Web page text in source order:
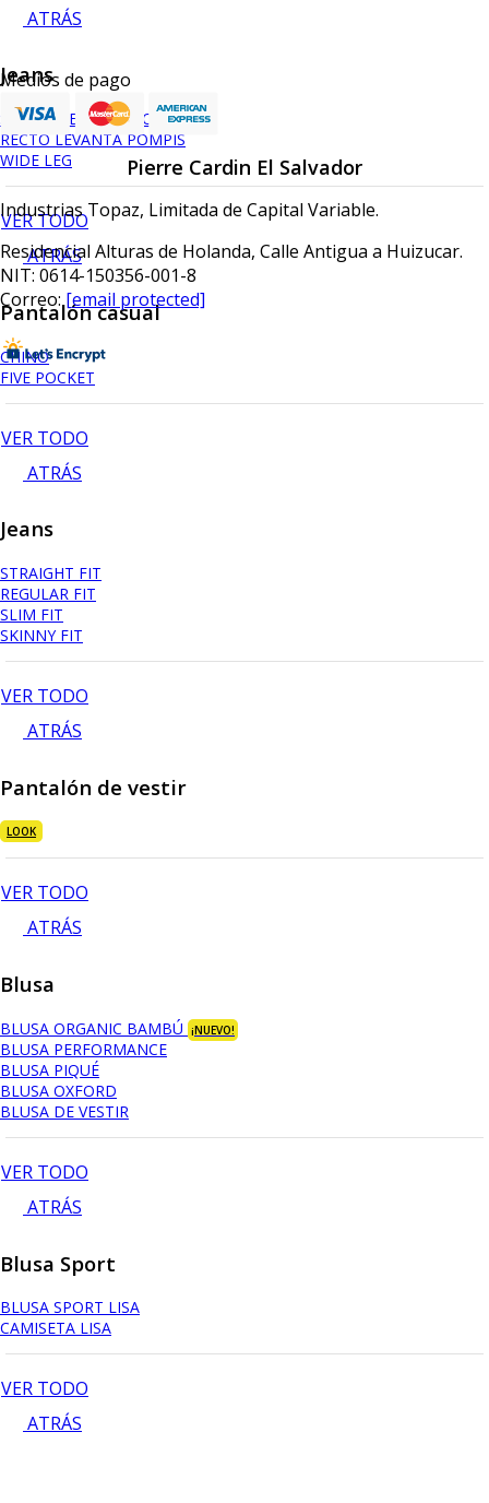
ATRÁS
Jeans
SKINNY LEVANTA POMPIS
RECTO LEVANTA POMPIS
WIDE LEG
VER TODO
ATRÁS
Pantalón casual
CHINO
FIVE POCKET
VER TODO
ATRÁS
Jeans
STRAIGHT FIT
REGULAR FIT
SLIM FIT
SKINNY FIT
VER TODO
ATRÁS
Pantalón de vestir
LOOK
VER TODO
ATRÁS
Blusa
BLUSA ORGANIC BAMBÚ ¡NUEVO!
BLUSA PERFORMANCE
BLUSA PIQUÉ
BLUSA OXFORD
BLUSA DE VESTIR
VER TODO
ATRÁS
Blusa Sport
BLUSA SPORT LISA
CAMISETA LISA
VER TODO
ATRÁS
Medios de pago
Pierre Cardin El Salvador
Industrias Topaz, Limitada de Capital Variable.
Residencial Alturas de Holanda, Calle Antigua a Huizucar.
NIT: 0614-150356-001-8
Correo:[email protected]